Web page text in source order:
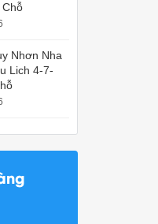
Nhơn Nha
Lich 4-7-